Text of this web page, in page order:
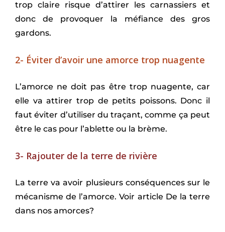
trop claire risque d’attirer les carnassiers et
donc de provoquer la méfiance des gros
gardons.
2- Éviter d’avoir une amorce trop nuagente
L’amorce ne doit pas être trop nuagente, car
elle va attirer trop de petits poissons. Donc il
faut éviter d’utiliser du traçant, comme ça peut
être le cas pour l’ablette ou la brème.
3- Rajouter de la terre de rivière
La terre va avoir plusieurs conséquences sur le
mécanisme de l’amorce. Voir article De la terre
dans nos amorces?